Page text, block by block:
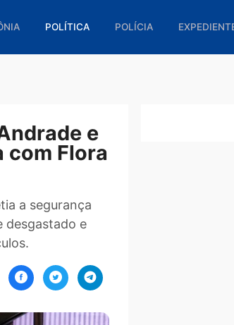
RONDÔNIA POLÍTICA POLÍCIA
Andrade e
com Flora
a segurança
desgastado e
veículos.